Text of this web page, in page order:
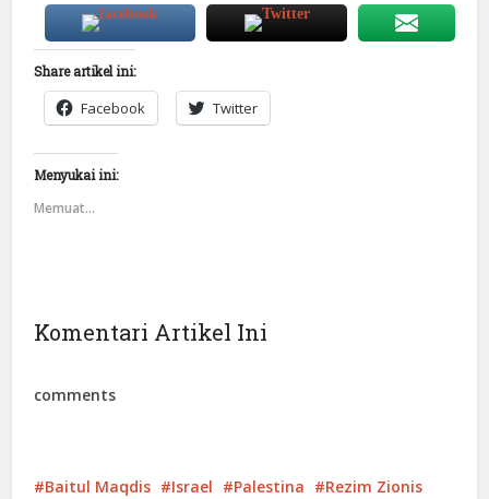
Share artikel ini:
Facebook Twitter
Menyukai ini:
Memuat...
Komentari Artikel Ini
comments
Baitul Maqdis Israel Palestina
Rezim Zionis